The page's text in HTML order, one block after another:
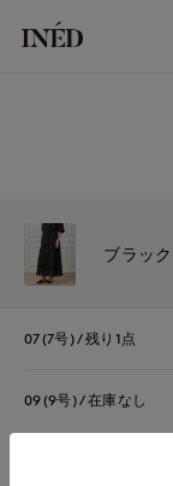
ブラック
07(7号) 残り1点
09(9号) 在庫なし